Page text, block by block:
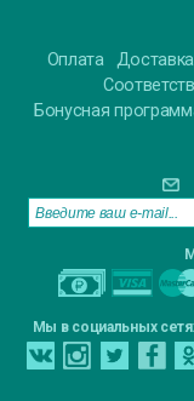
Оплата Доставка
Бонусная
Мы в социальных